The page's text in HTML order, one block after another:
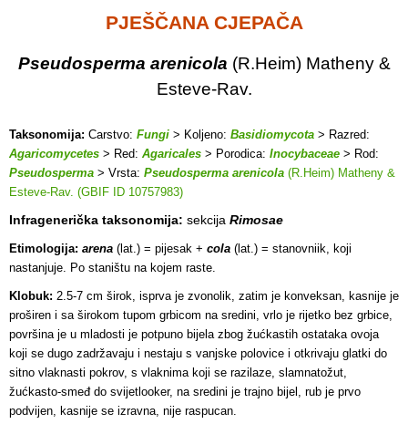
PJEŠČANA CJEPAČA
Pseudosperma arenicola (R.Heim) Matheny &
Esteve-Rav.
Taksonomija: Carstvo: Fungi > Koljeno: Basidiomycota > Razred:
Agaricomycetes > Red: Agaricales > Porodica: Inocybaceae > Rod:
Pseudosperma > Vrsta: Pseudosperma arenicola (R.Heim) Matheny &
Esteve-Rav. (GBIF ID 10757983)
Infragenerička taksonomija: sekcija Rimosae
Etimologija: arena (lat.) = pijesak + cola (lat.) = stanovniik, koji
nastanjuje. Po staništu na kojem raste.
Klobuk: 2.5-7 cm širok, isprva je zvonolik, zatim je konveksan, kasnije je
proširen i sa širokom tupom grbicom na sredini, vrlo je rijetko bez grbice,
površina je u mladosti je potpuno bijela zbog žućkastih ostataka ovoja
koji se dugo zadržavaju i nestaju s vanjske polovice i otkrivaju glatki do
sitno vlaknasti pokrov, s vlaknima koji se razilaze, slamnatožut,
žućkasto-smeđ do svijetlooker, na sredini je trajno bijel, rub je prvo
podvijen, kasnije se izravna, nije raspucan.